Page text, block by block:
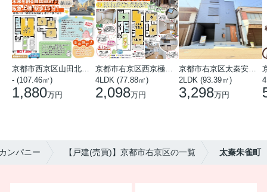
- (107.46㎡)
1,880万円
4LDK (77.88㎡)
2,098万円
2LDK (93.39㎡)
3,298万円
ンパニー 【戸建(売買)】京都市右京区の一覧 太秦朱雀町